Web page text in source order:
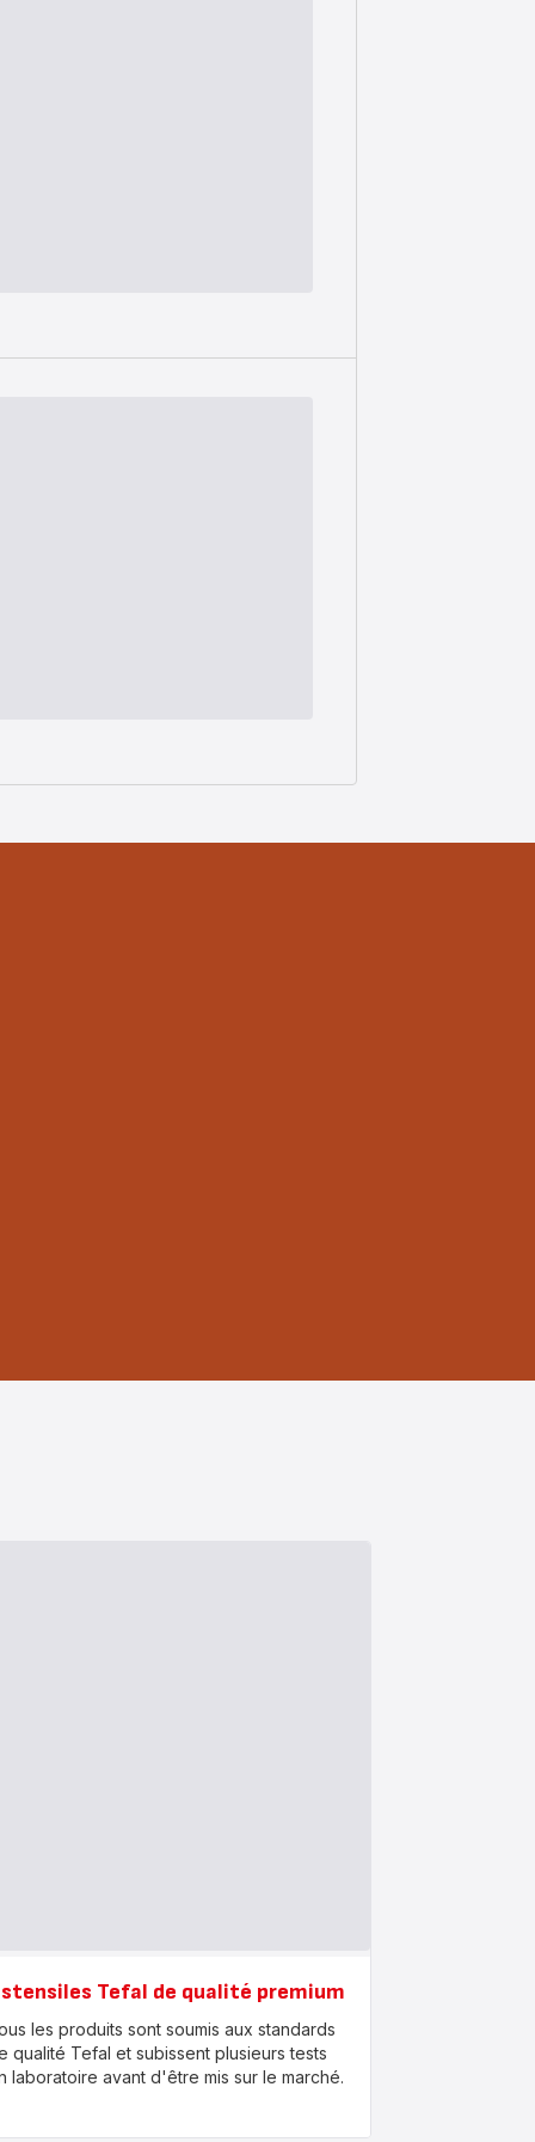
Tefal de qualité premium
les produits sont soumis aux standards
qualité Tefal et subissent plusieurs tests
laboratoire avant d'être mis sur le marché.